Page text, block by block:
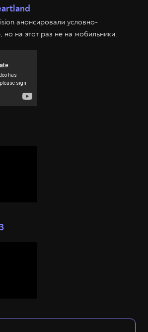
анонсировали условно-
но на этот раз не на мобильники.